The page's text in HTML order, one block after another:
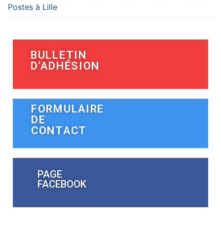
Postes à Lille
BULLETIN
D'ADHÉSION
FORMULAIRE
DE
CONTACT
PAGE
FACEBOOK